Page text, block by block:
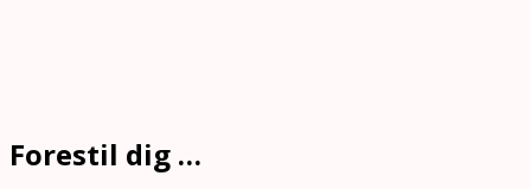
Forestil dig …